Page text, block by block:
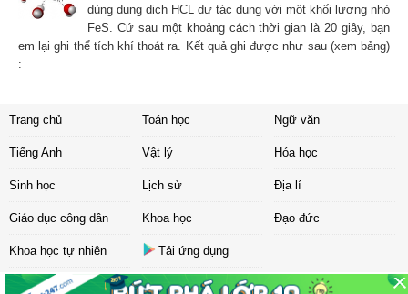
dùng dung dịch HCL dư tác dụng với một khối lượng nhỏ
FeS. Cứ sau một khoảng cách thời gian là 20 giây, bạn
em lại ghi thể tích khí thoát ra. Kết quả ghi được như sau (xem bảng)
:
Trang chủ Toán học Ngữ văn
Tiếng Anh Vật lý Hóa học
Sinh học Lịch sử Địa lí
Giáo dục công dân Khoa học Đạo đức
Khoa học tự nhiên Tải ứng dụng
Liên hệ|Chính sách